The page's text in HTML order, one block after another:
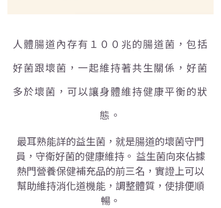
人體腸道內存有１００兆的腸道菌，包括
好菌跟壞菌，一起維持著共生關係，好菌
多於壞菌，可以讓身體維持健康平衡的狀
態。
最耳熟能詳的益生菌，就是腸道的壞菌守門
員，守衛好菌的健康維持。 益生菌向來佔據
熱門營養保健補充品的前三名，實證上可以
幫助維持消化道機能，調整體質，使排便順
暢。